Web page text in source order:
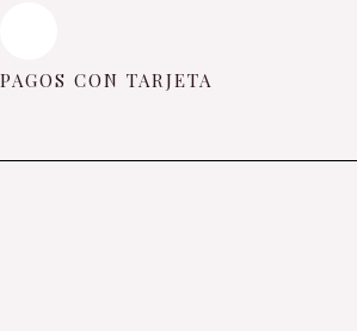
PAGOS CON TARJETA